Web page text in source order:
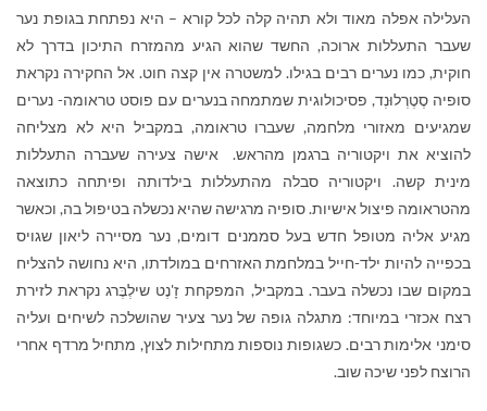
העלילה אפלה מאוד ולא תהיה קלה לכל קורא – היא נפתחת בגופת נער
שעבר התעללות ארוכה, החשד שהוא הגיע מהמזרח התיכון בדרך לא
חוקית, כמו נערים רבים בגילו. למשטרה אין קצה חוט. אל החקירה נקראת
סופיה סֶטֶרְלוּנְד, פסיכולוגית שמתמחה בנערים עם פוסט טראומה- נערים
שמגיעים מאזורי מלחמה, שעברו טראומה, במקביל היא לא מצליחה
להוציא את ויקטוריה ברגמן מהראש. אישה צעירה שעברה התעללות
מינית קשה. ויקטוריה סבלה מהתעללות בילדותה ופיתחה כתוצאה
מהטראומה פיצול אישיות. סופיה מרגישה שהיא נכשלה בטיפול בה, וכאשר
מגיע אליה מטופל חדש בעל סממנים דומים, נער מסיירה ליאון שגויס
בכפייה להיות ילד-חייל במלחמת האזרחים במולדתו, היא נחושה להצליח
במקום שבו נכשלה בעבר. במקביל, המפקחת זָ'נֶט שילְבֶּרג נקראת לזירת
רצח אכזרי במיוחד: מתגלה גופה של נער צעיר שהושלכה לשיחים ועליה
סימני אלימות רבים. כשגופות נוספות מתחילות לצוץ, מתחיל מרדף אחרי
הרוצח לפני שיכה שוב.